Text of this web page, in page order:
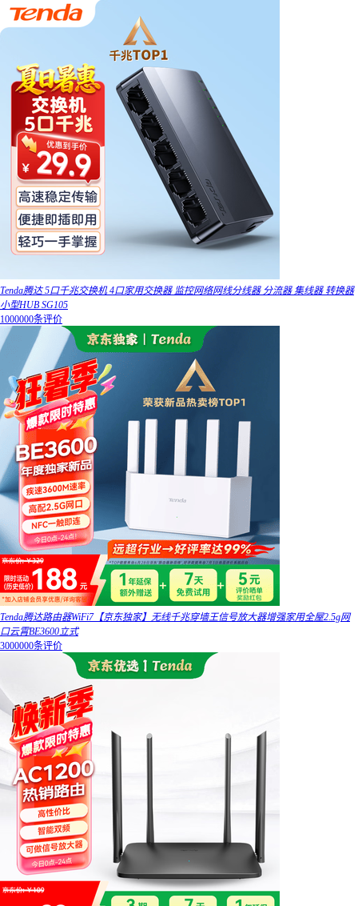
Tenda腾达 5口千兆交换机 4口家用交换器 监控网络网线分线器 分流器 集线器 转换器
小型HUB SG105
1000000条评价
Tenda腾达路由器WiFi7【京东独家】无线千兆穿墙王信号放大器增强家用全屋2.5g网
口云霄BE3600立式
3000000条评价